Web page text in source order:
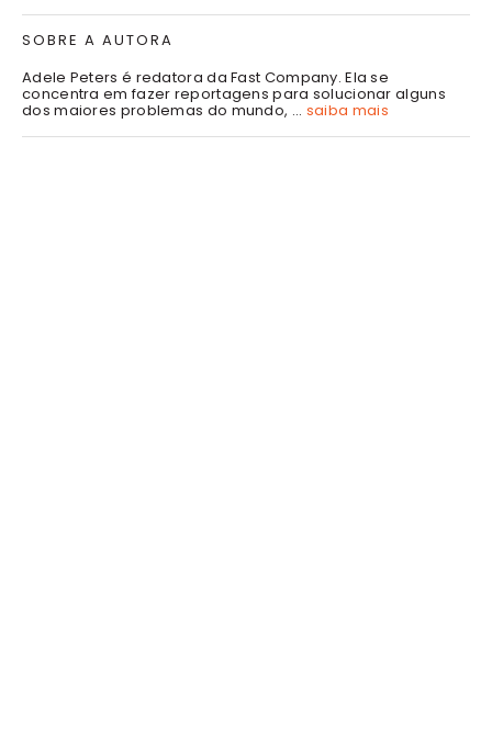
SOBRE A AUTORA
Adele Peters é redatora da Fast Company. Ela se
concentra em fazer reportagens para solucionar alguns
dos maiores problemas do mundo, ... saiba mais